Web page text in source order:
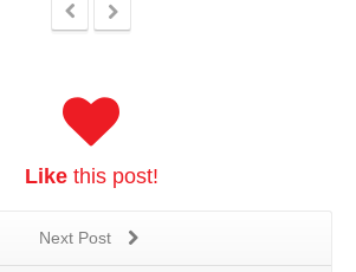
Likethis post!
Next Post